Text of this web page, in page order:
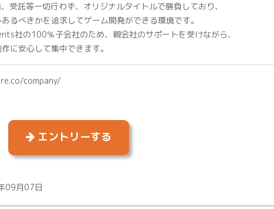
受託等一切行わず、オリジナルタイトルで勝負しており、
るべきかを追求してゲーム開発ができる環境です。
社の100％子会社のため、親会社のサポートを受けながら、
に安心して集中できます。
company/
エントリーする
09月07日